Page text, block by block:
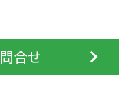
合せ